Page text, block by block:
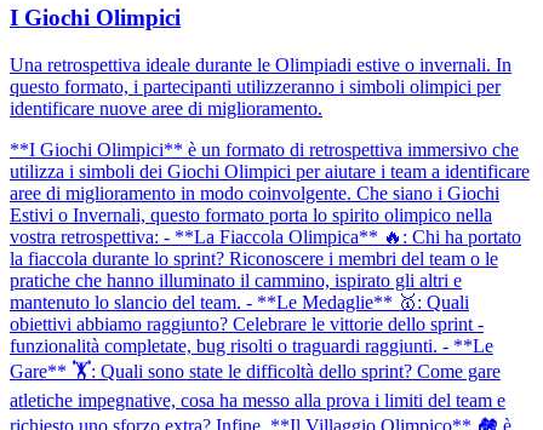
I Giochi Olimpici
Una retrospettiva ideale durante le Olimpiadi estive o invernali. In
questo formato, i partecipanti utilizzeranno i simboli olimpici per
identificare nuove aree di miglioramento.
**I Giochi Olimpici** è un formato di retrospettiva immersivo che
utilizza i simboli dei Giochi Olimpici per aiutare i team a identificare
aree di miglioramento in modo coinvolgente. Che siano i Giochi
Estivi o Invernali, questo formato porta lo spirito olimpico nella
vostra retrospettiva: - **La Fiaccola Olimpica** 🔥: Chi ha portato
la fiaccola durante lo sprint? Riconoscere i membri del team o le
pratiche che hanno illuminato il cammino, ispirato gli altri e
mantenuto lo slancio del team. - **Le Medaglie** 🥇: Quali
obiettivi abbiamo raggiunto? Celebrare le vittorie dello sprint -
funzionalità completate, bug risolti o traguardi raggiunti. - **Le
Gare** 🏋️: Quali sono state le difficoltà dello sprint? Come gare
atletiche impegnative, cosa ha messo alla prova i limiti del team e
richiesto uno sforzo extra? Infine, **Il Villaggio Olimpico** 🏘️ è